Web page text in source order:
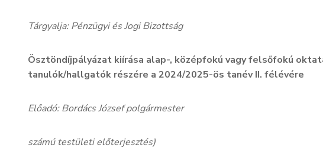
Tárgyalja: Pénzügyi és Jogi Bizottság
Ösztöndíjpályázat kiírása alap-, középfokú vagy felsőfokú
tanulók/hallgatók részére a 2024/2025-ös tanév II. félévére
Előadó: Bordács József polgármester
számú testületi előterjesztés)